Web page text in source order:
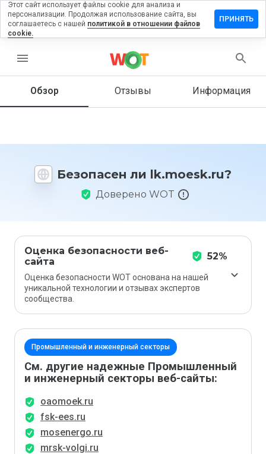
menu
Обзор Отзывы Информация
Безопасен ли lk.moesk.ru?
Доверено WOT
Оценка безопасности веб-
сайта
52%
Оценка безопасности WOT основана на нашей
уникальной технологии и отзывах экспертов
сообщества.
Промышленный и инженерный секторы
См. другие надежные Промышленный
и инженерный секторы веб-сайты:
oaomoek.ru
fsk-ees.ru
mosenergo.ru
mrsk-volgi.ru
на
Как бы
этот
1 до 5?
Этот сайт использует файлы cookie для анализа и
персонализации. Продолжая использование сайта, вы
соглашаетесь с нашей политикой в отношении файлов
cookie.
ПРИНЯТЬ